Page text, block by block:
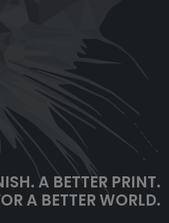
A BETTER PRINT.
A BETTER WORLD.